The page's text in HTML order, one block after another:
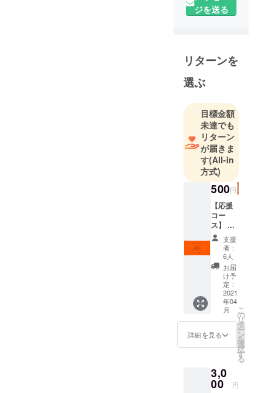
◆2021年
部
長 ：
（教育/理
科，4年，藤
枝東高）
主
将 ：
平田敦之
（教育/保
健，4年，清
水東高）
将 ：竹
端勇人（地
域創造学
環，4年，草
津東高）
監
督 ：
松尾大介
（日本サッ
認A級コー
ジを送る
リターンを
選ぶ
目標金額
未達でも
リターン
が届きま
す(All-in
方式)
500円
【応援
コー
ス】 ・
精一杯
の感謝
の気持
ちを込
めて、
お礼
メール
をお送
りさせ
ていた
だきま
す。
支援
者：
6人
お届
け予
定：
2021
年04
月
詳細を見る
こ
の
リ
タ
ー
ン
を
選
択
す
る
3,0
00 円